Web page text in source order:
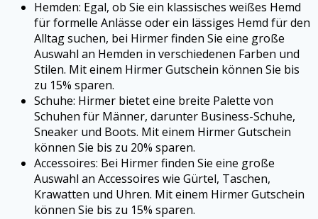
Hemden: Egal, ob Sie ein klassisches weißes Hemd
für formelle Anlässe oder ein lässiges Hemd für den
Alltag suchen, bei Hirmer finden Sie eine große
Auswahl an Hemden in verschiedenen Farben und
Stilen. Mit einem Hirmer Gutschein können Sie bis
zu 15% sparen.
Schuhe: Hirmer bietet eine breite Palette von
Schuhen für Männer, darunter Business-Schuhe,
Sneaker und Boots. Mit einem Hirmer Gutschein
können Sie bis zu 20% sparen.
Accessoires: Bei Hirmer finden Sie eine große
Auswahl an Accessoires wie Gürtel, Taschen,
Krawatten und Uhren. Mit einem Hirmer Gutschein
können Sie bis zu 15% sparen.